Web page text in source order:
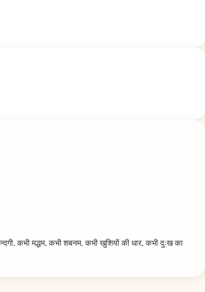
कभी मद्धम, कभी शबनम, कभी खुशियों की धार, कभी दुःख का